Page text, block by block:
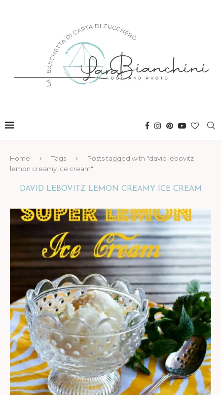
Home Tags
Posts tagged with "david lebovitz
lemon creamy ice cream"
DAVID LEBOVITZ LEMON CREAMY ICE CREAM